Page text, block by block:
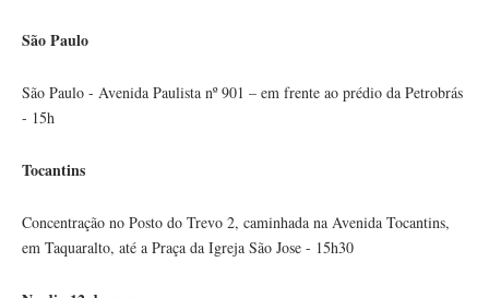
São Paulo
São Paulo - Avenida Paulista nº 901 – em frente ao prédio da Petrobrás
- 15h
Tocantins
Concentração no Posto do Trevo 2, caminhada na Avenida Tocantins,
em Taquaralto, até a Praça da Igreja São Jose - 15h30